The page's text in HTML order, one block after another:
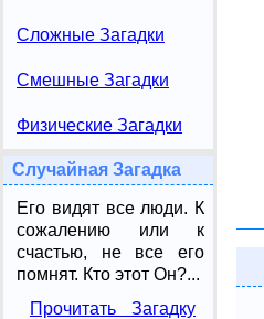
Сложные Загадки
Смешные Загадки
Физические Загадки
Случайная Загадка
Его видят все люди. К
сожалению или к
счастью, не все его
помнят. Кто этот Он?...
Прочитать Загадку